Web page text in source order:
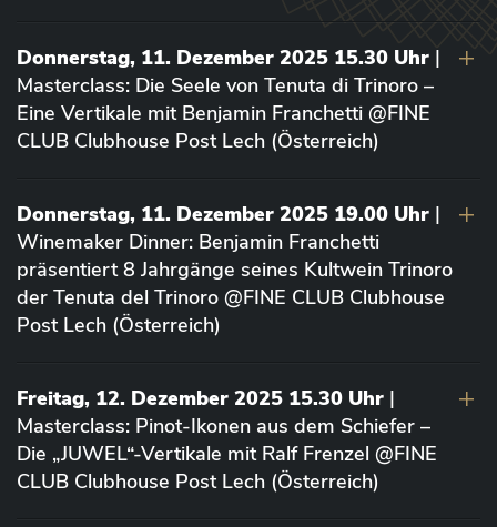
Donnerstag, 11. Dezember 2025 15.30 Uhr |
Masterclass: Die Seele von Tenuta di Trinoro –
Eine Vertikale mit Benjamin Franchetti @FINE
CLUB Clubhouse Post Lech (Österreich)
Donnerstag, 11. Dezember 2025 19.00 Uhr |
Winemaker Dinner: Benjamin Franchetti
präsentiert 8 Jahrgänge seines Kultwein Trinoro
der Tenuta del Trinoro @FINE CLUB Clubhouse
Post Lech (Österreich)
Freitag, 12. Dezember 2025 15.30 Uhr |
Masterclass: Pinot-Ikonen aus dem Schiefer –
Die „JUWEL“-Vertikale mit Ralf Frenzel @FINE
CLUB Clubhouse Post Lech (Österreich)